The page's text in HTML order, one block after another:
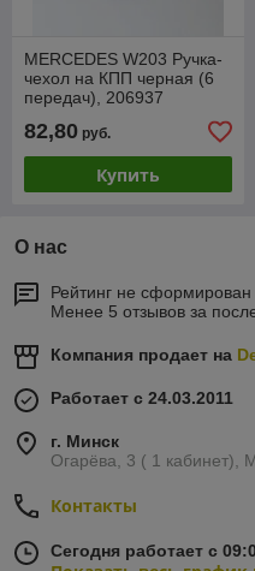
MERCEDES W203 Ручка-
чехол на КПП черная (6
передач), 206937
82,80 руб.
Купить
О нас
Рейтинг не сформирован
Менее 5 отзывов за
Компания продает на
Работает с 24.03.2011
г. Минск
Огарёва, 3 ( 1 кабинет),
Контакты
Сегодня работает с